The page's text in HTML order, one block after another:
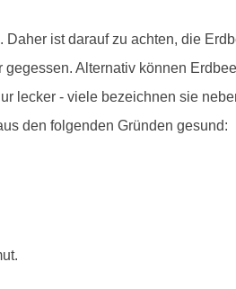
ist darauf zu achten, die
Alternativ können
lecker - viele bezeichnen sie
den folgenden Gründen gesund: